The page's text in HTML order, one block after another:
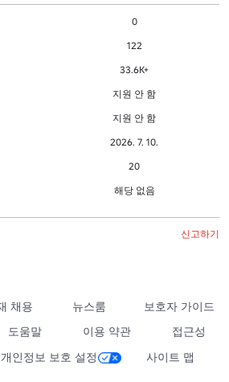
0
122
33.6K+
지원 안 함
지원 안 함
2026. 7. 10.
20
해당 없음
신고하기
채용 뉴스룸
보호자 가이드
도움말 이용 약관
접근성
개인정보 보호 설정 사이트 맵